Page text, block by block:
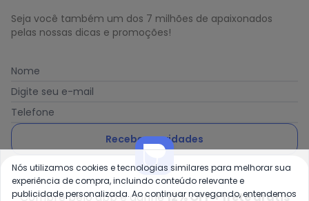
Seja você também um dos 7 milhões de apaixonados
pelas nossas dicas e promoções!
Nome
Digite seu e-mail
Telefone
Receber novidades
Ao enviar o cadastro, você concorda com a nossa Política
de Privacidade
Compre pelo app e ganhe12% OFF + frete grátis
Nós utilizamos cookies e tecnologias similares para melhorar sua
experiência de compra, incluindo conteúdo relevante e
publicidade personalizada. Ao continuar navegando, entendemos